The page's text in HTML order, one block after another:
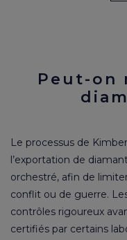
Peut-on
Le processus de
l’exportation de
orchestré, afin de
conflit ou de guerre.
contrôles rigoureux
certifiés par certains